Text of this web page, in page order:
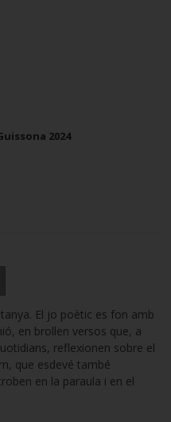
2024
El jo poètic es fon amb
en brollen versos que, a
reflexionen sobre el
que esdevé també
en la paraula i en el